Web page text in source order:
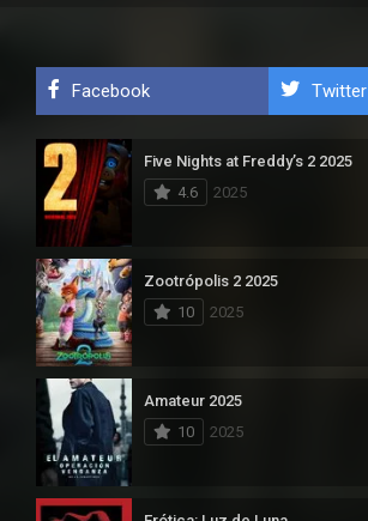
Facebook Twitter
Five Nights at Freddy’s 2 2025
4.6
2025
Zootrópolis 2 2025
10
2025
Amateur 2025
10
2025